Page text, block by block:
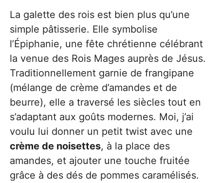
La galette des rois est bien plus qu’une
simple pâtisserie. Elle symbolise
l’Épiphanie, une fête chrétienne célébrant
la venue des Rois Mages auprès de Jésus.
Traditionnellement garnie de frangipane
(mélange de crème d’amandes et de
beurre), elle a traversé les siècles tout en
s’adaptant aux goûts modernes. Moi, j’ai
voulu lui donner un petit twist avec une
crème de noisettes, à la place des
amandes, et ajouter une touche fruitée
grâce à des dés de pommes caramélisés.